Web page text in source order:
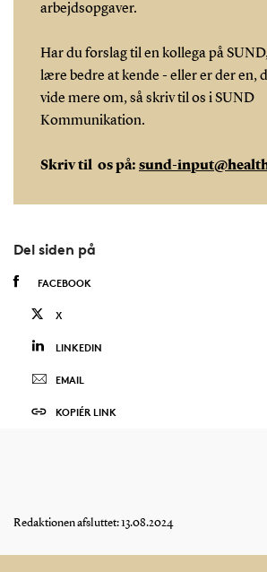
arbejdsopgaver.
Har du forslag til en kollega på
lære bedre at kende - eller er der en,
vide mere om, så skriv til os i SUND
Kommunikation.
Skriv til os på: sund-
Del siden på
FACEBOOK
X
LINKEDIN
EMAIL
KOPIÉR LINK
Redaktionen afsluttet: 13.08.2024